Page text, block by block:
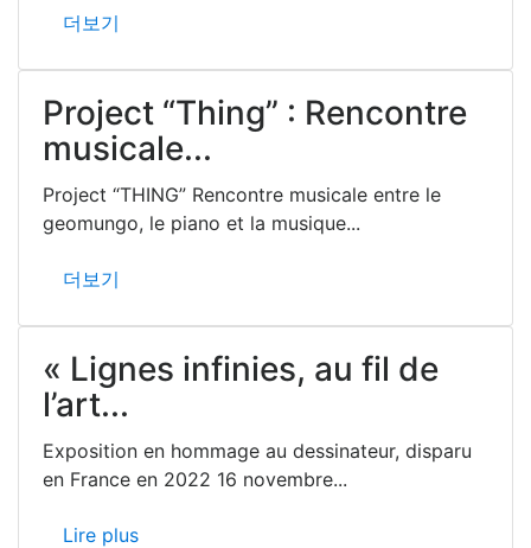
더보기
Project “Thing” : Rencontre
musicale...
Project “THING” Rencontre musicale entre le
geomungo, le piano et la musique...
더보기
« Lignes infinies, au fil de
l’art...
Exposition en hommage au dessinateur, disparu
en France en 2022 16 novembre...
Lire plus